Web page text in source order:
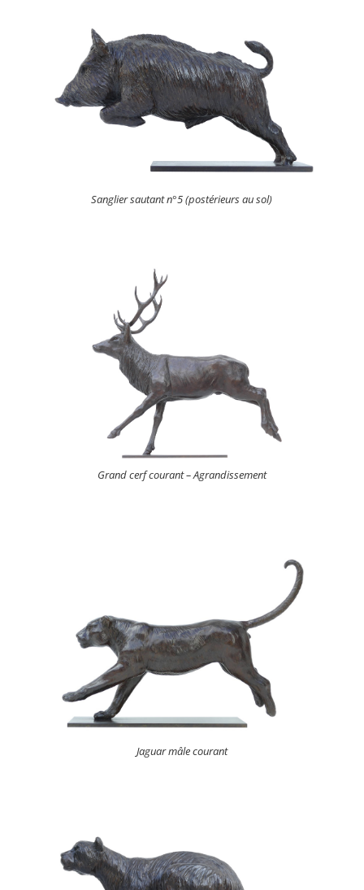
Sanglier sautant n°5 (postérieurs au sol)
Grand cerf courant – Agrandissement
Jaguar mâle courant